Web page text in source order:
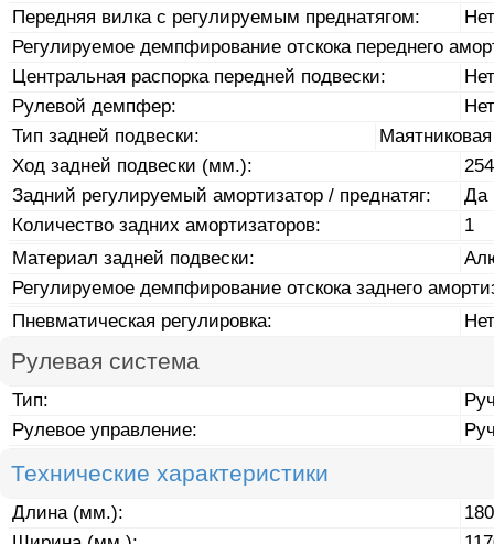
Передняя вилка с регулируемым преднатягом:
Нет
Регулируемое демпфирование отскока переднего
Центральная распорка передней подвески:
Нет
Рулевой демпфер:
Нет
Тип задней подвески:
Маятниковая
Ход задней подвески (мм.):
254
Задний регулируемый амортизатор / преднатяг:
Да
Количество задних амортизаторов:
1
Материал задней подвески:
Регулируемое демпфирование отскока заднего
Пневматическая регулировка:
Нет
Рулевая система
Тип:
Рулевое управление:
Технические характеристики
Длина (мм.):